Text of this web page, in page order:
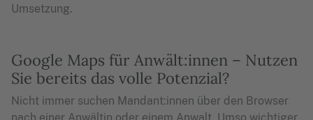
Umsetzung.
Google Maps für Anwält:innen – Nutzen
Sie bereits das volle Potenzial?
Nicht immer suchen Mandant:innen über den Browser